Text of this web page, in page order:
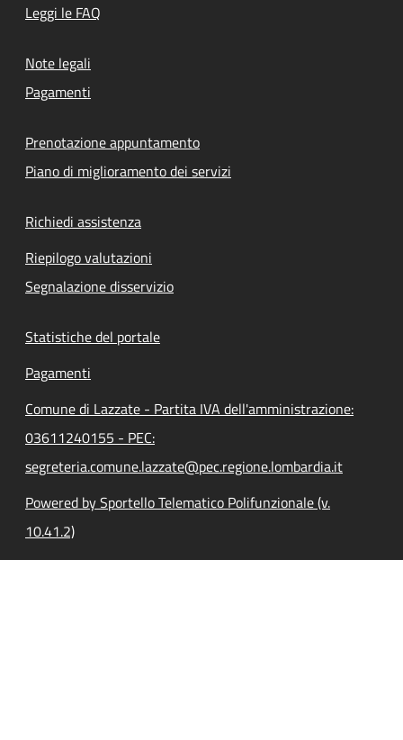
Leggi le FAQ
Note legali
Pagamenti
Prenotazione appuntamento
Piano di miglioramento dei servizi
Richiedi assistenza
Riepilogo valutazioni
Segnalazione disservizio
Statistiche del portale
Pagamenti
Comune di Lazzate - Partita IVA dell'amministrazione:
03611240155 - PEC:
segreteria.comune.lazzate@pec.regione.lombardia.it
Powered by Sportello Telematico Polifunzionale (v.
10.41.2)